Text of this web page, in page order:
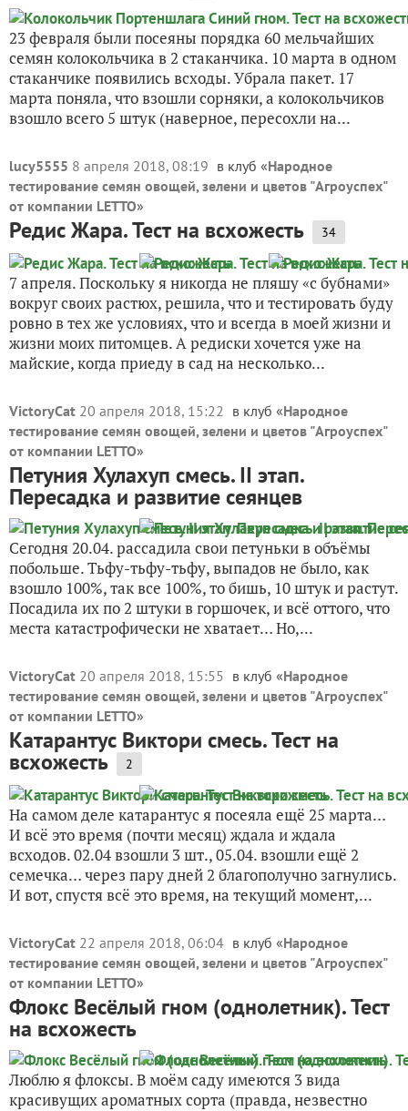
23 февраля были посеяны порядка 60 мельчайших
семян колокольчика в 2 стаканчика. 10 марта в одном
стаканчике появились всходы. Убрала пакет. 17
марта поняла, что взошли сорняки, а колокольчиков
взошло всего 5 штук (наверное, пересохли на...
lucy5555 8 апреля 2018, 08:19 в клуб «Народное
тестирование семян овощей, зелени и цветов "Агроуспех"
от компании LETTO»
Редис Жара. Тест на всхожесть 34
7 апреля. Поскольку я никогда не пляшу «с бубнами»
вокруг своих растюх, решила, что и тестировать буду
ровно в тех же условиях, что и всегда в моей жизни и
жизни моих питомцев. А редиски хочется уже на
майские, когда приеду в сад на несколько...
VictoryCat 20 апреля 2018, 15:22 в клуб «Народное
тестирование семян овощей, зелени и цветов "Агроуспех"
от компании LETTO»
Петуния Хулахуп смесь. II этап.
Пересадка и развитие сеянцев
Сегодня 20.04. рассадила свои петуньки в объёмы
побольше. Тьфу-тьфу-тьфу, выпадов не было, как
взошло 100%, так все 100%, то бишь, 10 штук и растут.
Посадила их по 2 штуки в горшочек, и всё оттого, что
места катастрофически не хватает… Но,...
VictoryCat 20 апреля 2018, 15:55 в клуб «Народное
тестирование семян овощей, зелени и цветов "Агроуспех"
от компании LETTO»
Катарантус Виктори смесь. Тест на
всхожесть 2
На самом деле катарантус я посеяла ещё 25 марта…
И всё это время (почти месяц) ждала и ждала
всходов. 02.04 взошли 3 шт., 05.04. взошли ещё 2
семечка… через пару дней 2 благополучно загнулись.
И вот, спустя всё это время, на текущий момент,...
VictoryCat 22 апреля 2018, 06:04 в клуб «Народное
тестирование семян овощей, зелени и цветов "Агроуспех"
от компании LETTO»
Флокс Весёлый гном (однолетник). Тест
на всхожесть
Люблю я флоксы. В моём саду имеются 3 вида
красивущих ароматных сорта (правда, незвестно